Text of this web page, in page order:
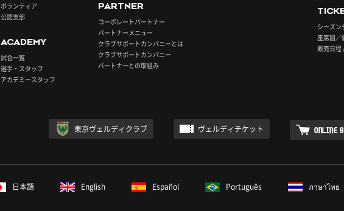
ボランティア
公認支部
ACADEMY
試合一覧
選手・スタッフ
アカデミースタッフ
PARTNER
コーポレートパートナー
パートナーメニュー
クラブサポートカンパニーとは
クラブサポートカンパニー
パートナーとの取組み
シーズン
座席図／
販売日程
東京ヴェルディクラブ ヴェルディチケット ONLINE
日本語 English Español Português ภาษาไทย